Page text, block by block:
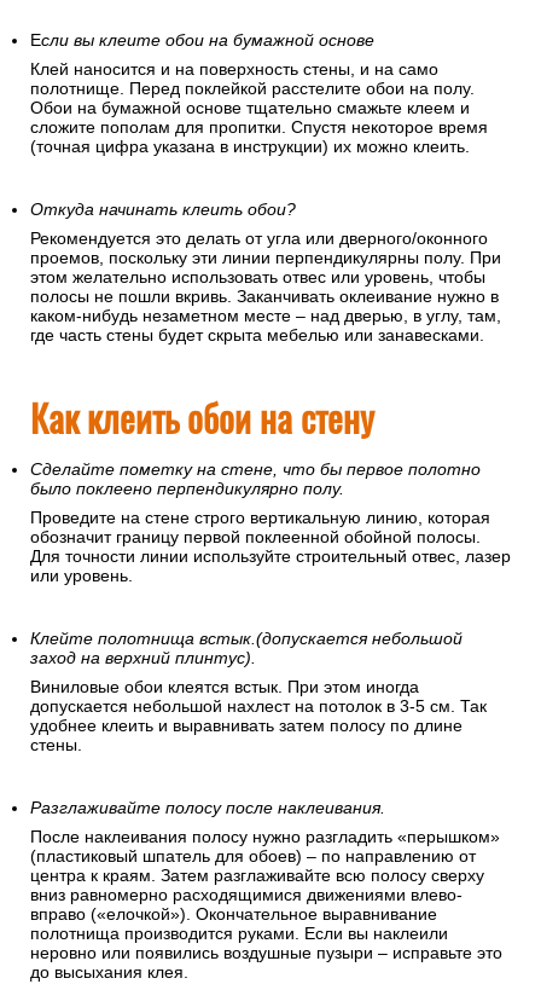
Если вы клеите обои на бумажной основе
Клей наносится и на поверхность стены, и на само
полотнище. Перед поклейкой расстелите обои на полу.
Обои на бумажной основе тщательно смажьте клеем и
сложите пополам для пропитки. Спустя некоторое время
(точная цифра указана в инструкции) их можно клеить.
Откуда начинать клеить обои?
Рекомендуется это делать от угла или дверного/оконного
проемов, поскольку эти линии перпендикулярны полу. При
этом желательно использовать отвес или уровень, чтобы
полосы не пошли вкривь. Заканчивать оклеивание нужно в
каком-нибудь незаметном месте – над дверью, в углу, там,
где часть стены будет скрыта мебелью или занавесками.
Как клеить обои на стену
Сделайте пометку на стене, что бы первое полотно
было поклеено перпендикулярно полу.
Проведите на стене строго вертикальную линию, которая
обозначит границу первой поклеенной обойной полосы.
Для точности линии используйте строительный отвес, лазер
или уровень.
Клейте полотнища встык.(допускается небольшой
заход на верхний плинтус).
Виниловые обои клеятся встык. При этом иногда
допускается небольшой нахлест на потолок в 3-5 см. Так
удобнее клеить и выравнивать затем полосу по длине
стены.
Разглаживайте полосу после наклеивания.
После наклеивания полосу нужно разгладить «перышком»
(пластиковый шпатель для обоев) – по направлению от
центра к краям. Затем разглаживайте всю полосу сверху
вниз равномерно расходящимися движениями влево-
вправо («елочкой»). Окончательное выравнивание
полотнища производится руками. Если вы наклеили
неровно или появились воздушные пузыри – исправьте это
до высыхания клея.